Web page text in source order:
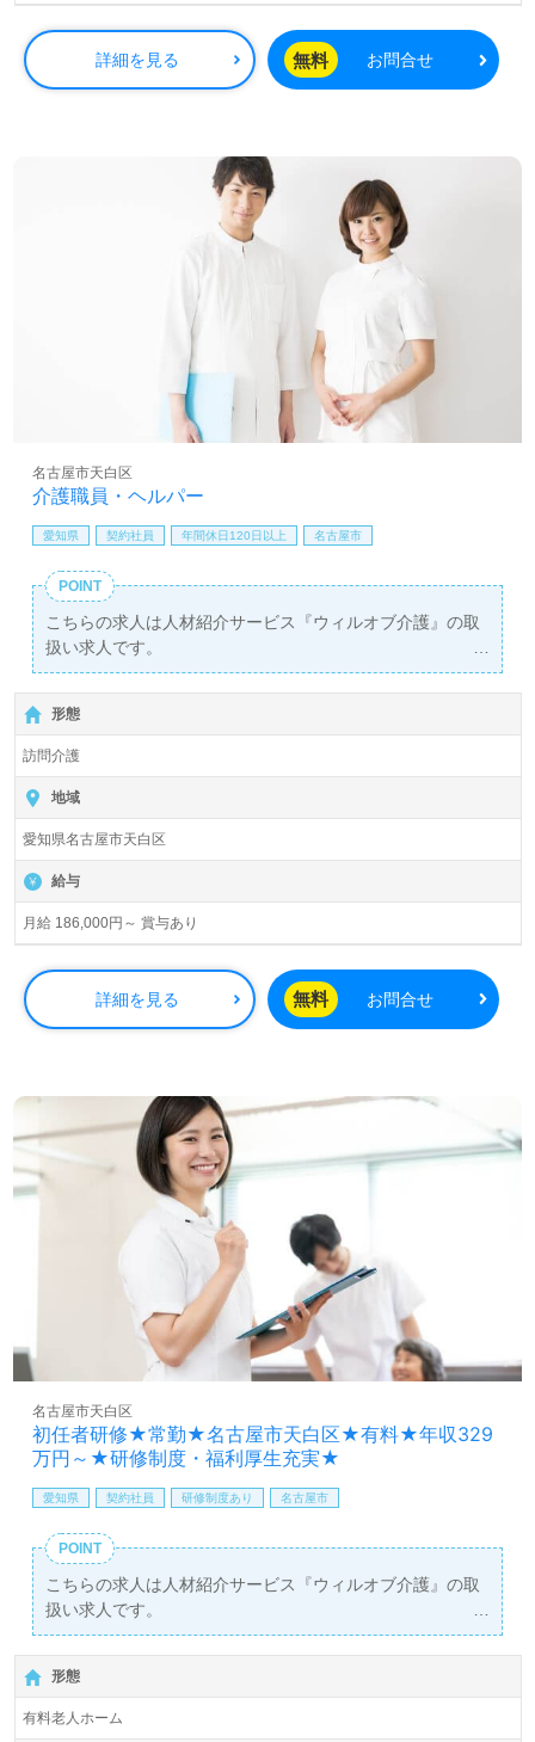
166,700円・実務者研修：223,780円※基本給／181,500円・介護福祉士：
238,934円※基本給／196,300円※試用期間3ヶ月（雇用条件変更なし） 賞
与あり 昇給あり
詳細を見る 無料 お問合せ
介護職員・ヘルパー
名古屋市天白区
愛知県 契約社員 年間休日120日以上 名古屋市
POINT
こちらの求人は人材紹介サービス『ウィルオブ介護』の取
扱い求人です。
詳細に関してお気軽にご相談ください♪
【無料】で皆さんの転職活動をサポートいたします。
形態
訪問介護
地域
愛知県名古屋市天白区
給与
月給 186,000円～ 賞与あり
詳細を見る 無料 お問合せ
初任者研修★常勤★名古屋市天白区★有料★年収329
万円～★研修制度・福利厚生充実★
名古屋市天白区
愛知県 契約社員 研修制度あり 名古屋市
POINT
こちらの求人は人材紹介サービス『ウィルオブ介護』の取
扱い求人です。
詳細に関してお気軽にご相談ください♪
【無料】で皆さんの転職活動をサポートいたします。
形態
有料老人ホーム